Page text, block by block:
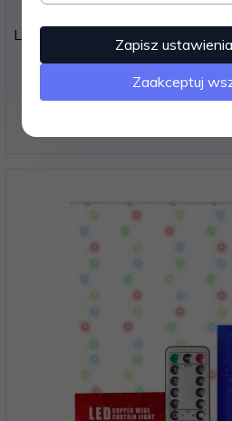
Lampki LED łańcuch świetlny
trybów
45,00 PLN
Zapisz
Zaakceptuj